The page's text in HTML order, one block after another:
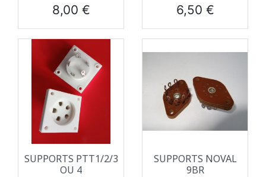
Prix
8,00 € Prix
6,50 €
SUPPORTS PTT1/2/3
OU 4
SUPPORTS NOVAL
9BR